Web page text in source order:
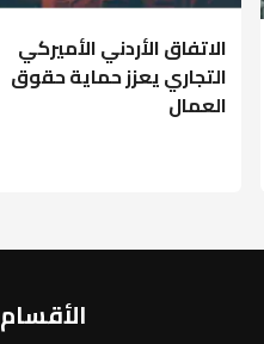
الاتفاق الأردني الأميركي
التجاري يعزز حماية حقوق
العمال
الأقسام